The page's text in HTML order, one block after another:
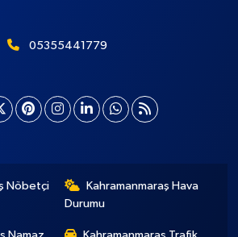
05355441779
Nöbetçi
Kahramanmaraş Hava
Durumu